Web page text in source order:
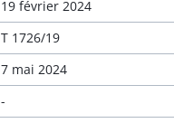
19 février 2024
T 1726/19
7 mai 2024
-